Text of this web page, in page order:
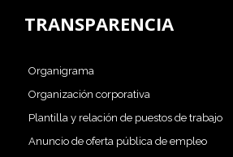
TRANSPARENCIA
Organigrama
Organización corporativa
Plantilla y relación de puestos de trabajo
Anuncio de oferta pública de empleo